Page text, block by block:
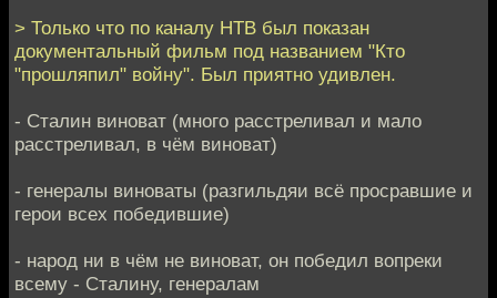
> Только что по каналу НТВ был показан
документальный фильм под названием "Кто
"прошляпил" войну". Был приятно удивлен.
- Сталин виноват (много расстреливал и мало
расстреливал, в чём виноват)
- генералы виноваты (разгильдяи всё просравшие и
герои всех победившие)
- народ ни в чём не виноват, он победил вопреки
всему - Сталину, генералам